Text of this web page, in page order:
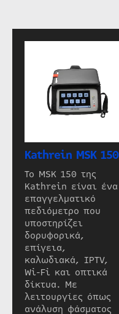
Kathrein MSK 150
Το MSK 150 της
Kathrein είναι ένα
επαγγελματικό
πεδιόμετρο που
υποστηρίζει
δορυφορικά,
επίγεια,
καλωδιακά, IPTV,
Wi-Fi και οπτικά
δίκτυα. Με
λειτουργίες όπως
ανάλυση φάσματος